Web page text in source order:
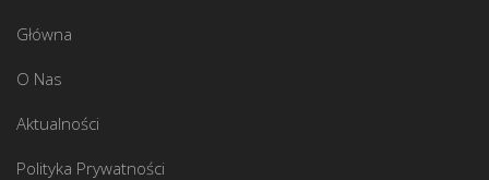
Główna
O Nas
Aktualności
Polityka Prywatności